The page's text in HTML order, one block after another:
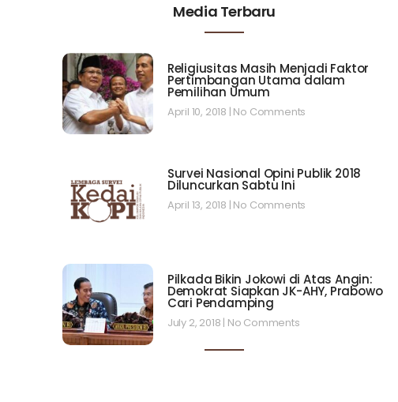
Media Terbaru
Religiusitas Masih Menjadi Faktor
Pertimbangan Utama dalam
Pemilihan Umum
April 10, 2018 No Comments
Survei Nasional Opini Publik 2018
Diluncurkan Sabtu Ini
April 13, 2018 No Comments
Pilkada Bikin Jokowi di Atas Angin:
Demokrat Siapkan JK-AHY, Prabowo
Cari Pendamping
July 2, 2018 No Comments